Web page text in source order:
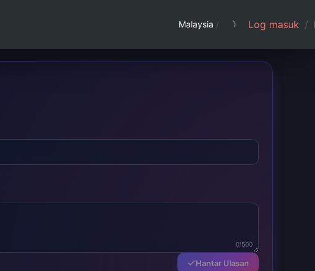
Malaysia / Log masuk /
0/500
Hantar Ulasan